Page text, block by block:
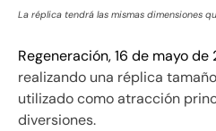
La réplica tendrá las mismas dimensiones
Regeneración, 16 de mayo de
realizando una réplica
utilizado como atracción
diversiones.